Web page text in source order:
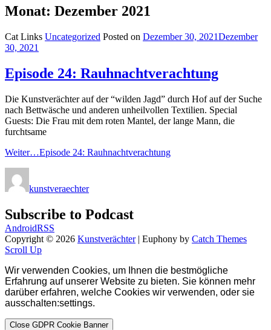
Monat: Dezember 2021
Cat Links Uncategorized Posted on Dezember 30, 2021Dezember
30, 2021
Episode 24: Rauhnachtverachtung
Die Kunstverächter auf der “wilden Jagd” durch Hof auf der Suche
nach Bettwäsche und anderen unheilvollen Textilien. Special
Guests: Die Frau mit dem roten Mantel, der lange Mann, die
furchtsame
Weiter…Episode 24: Rauhnachtverachtung
kunstveraechter
Subscribe to Podcast
AndroidRSS
Copyright © 2026 Kunstverächter | Euphony by Catch Themes
Scroll Up
Wir verwenden Cookies, um Ihnen die bestmögliche
Erfahrung auf unserer Website zu bieten. Sie können mehr
darüber erfahren, welche Cookies wir verwenden, oder sie
ausschalten:settings.
Close GDPR Cookie Banner